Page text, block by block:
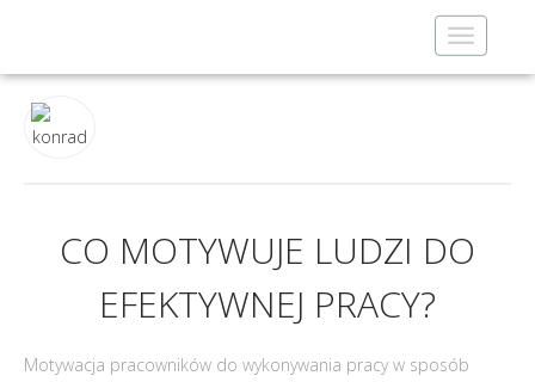
Toggle
CO MOTYWUJE LUDZI DO
EFEKTYWNEJ PRACY?
Motywacja pracowników do wykonywania pracy w sposób